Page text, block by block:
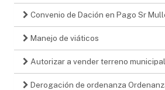
Convenio de Dación en Pago Sr
Manejo de viáticos
Autorizar a vender terreno
Derogación de ordenanza